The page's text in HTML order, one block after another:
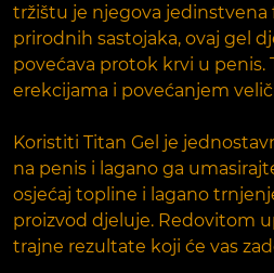
tržištu je njegova jedinstvena
prirodnih sastojaka, ovaj gel
povećava protok krvi u penis.
erekcijama i povećanjem
Koristiti Titan Gel je
na penis i lagano ga
osjećaj topline i lagano
proizvod djeluje. Redovitom
trajne rezultate koji će vas